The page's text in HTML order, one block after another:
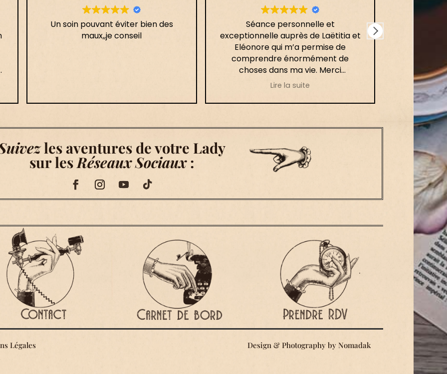
Un soin pouvant éviter bien des
maux,,je conseil
Séance personnelle et
exceptionnelle auprès de Laëtitia et
Eléonore qui m’a permise de
comprendre énormément de
choses dans ma vie. Merci
beaucoup pour leur
gentillesse 🙏
Lire la suite
que je
par le
par le
les aventures de votre Lady
sur les Réseaux Sociaux:
Légales Design & Photography byNomadak